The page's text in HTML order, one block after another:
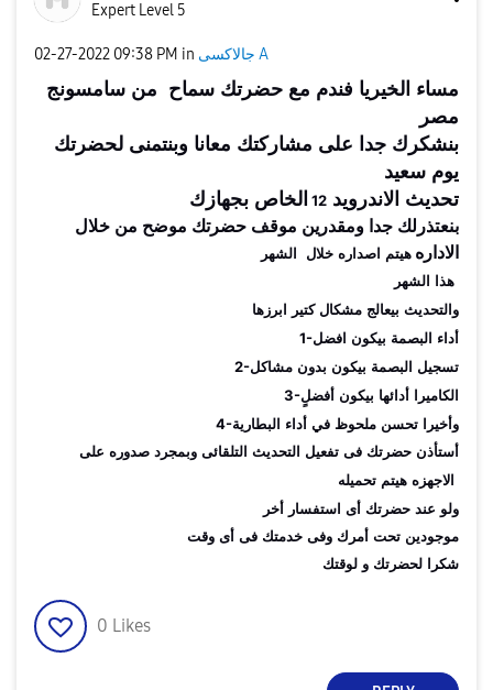
Expert Level 5
‎02-27-2022 09:38 PM in جالاكسى A
مساء الخيريا فندم مع حضرتك سماح من سامسونج
مصر
بنشكرك جدا على مشاركتك معانا وبنتمنى لحضرتك
يوم سعيد
تحديث الاندرويد 12 الخاص بجهاز ك
بنعتذرلك جدا ومقدرين موقف حضرتك موضح من خلال
الاداره هيتم اصداره خلال الشهر
والتحديث بيعالج مشكال كتير ابرزها
1-أداء البصمة بيكون افضل
2-تسجيل البصمة بيكون بدون مشاكل
3-الكاميرا أدائها بيكون أفضلٍ
4-وأخيرا تحسن ملحوظ في أداء البطارية
أستأذن حضرتك فى تفعيل التحديث التلقائى وبمجرد صدوره على
ولو عند حضرتك أى استفسار أخر
موجودين تحت أمرك وفى خدمتك فى أى وقت
شكرا لحضرتك و لوقتك
0 Likes